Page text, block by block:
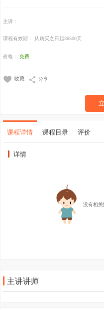
主讲：
课程有效期： 从购买之日起36500天
价格： 免费
收藏 分享
课程详情 课程目录 评价
详情
没有相
主讲讲师